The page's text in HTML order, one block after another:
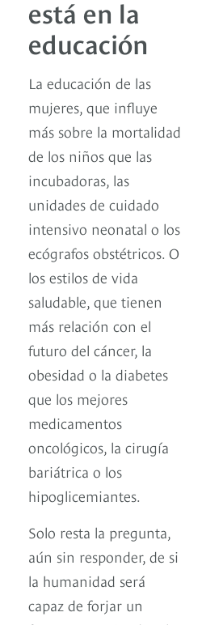
está en la
educación
La educación de las
mujeres, que influye
más sobre la mortalidad
de los niños que las
incubadoras, las
unidades de cuidado
intensivo neonatal o los
ecógrafos obstétricos. O
los estilos de vida
saludable, que tienen
más relación con el
futuro del cáncer, la
obesidad o la diabetes
que los mejores
medicamentos
oncológicos, la cirugía
bariátrica o los
hipoglicemiantes.
Solo resta la pregunta,
aún sin responder, de si
la humanidad será
capaz de forjar un